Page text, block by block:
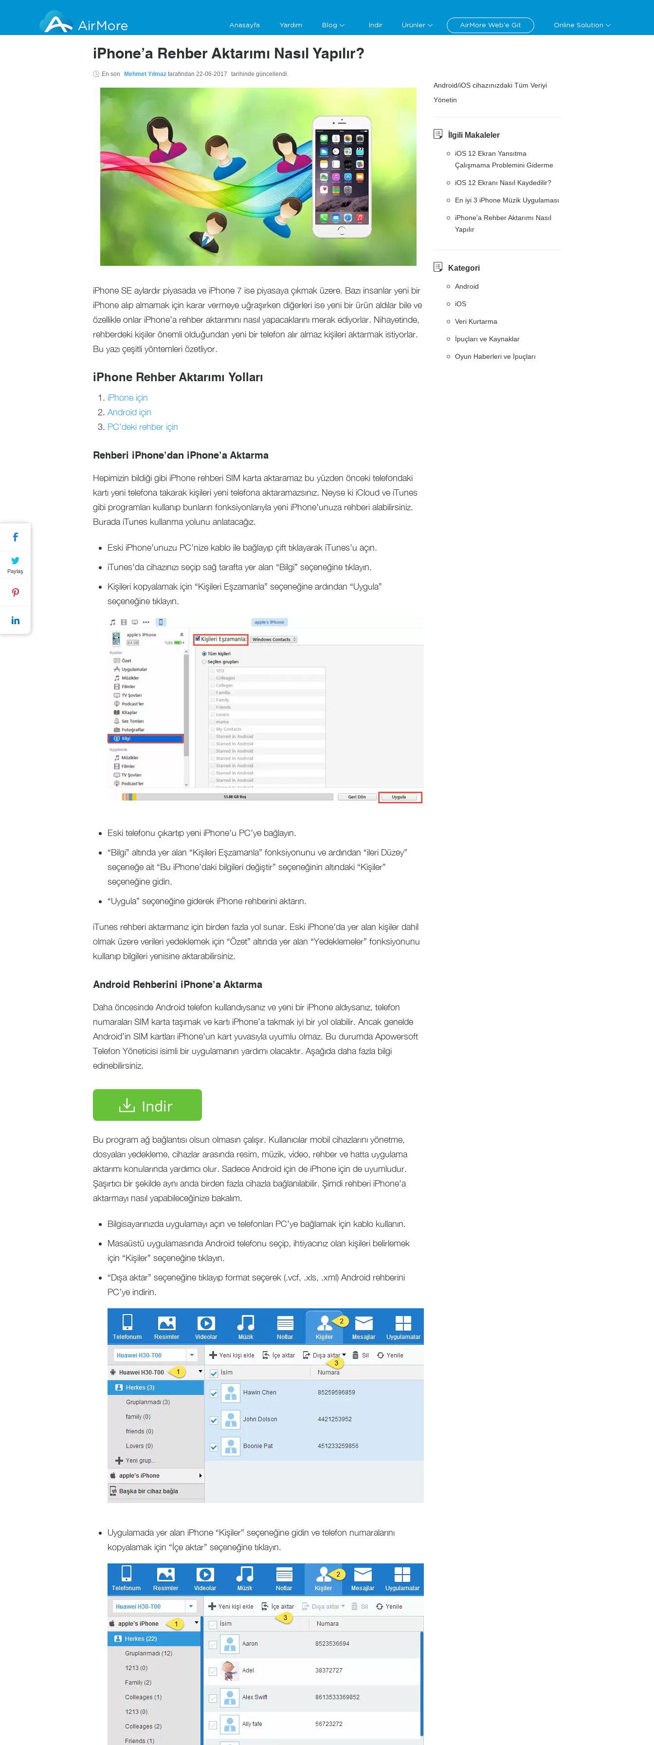
AirMore Anasayfa Yardım Blog İndir Ürünler AirMore Web'e Git Online Solution
iPhone’a Rehber Aktarımı Nasıl Yapılır?
En son Mehmet Yılmaz tarafından 22-06-2017 tarihinde güncellendi.
iPhone SE aylardır piyasada ve iPhone 7 ise piyasaya çıkmak üzere. Bazı insanlar yeni bir
iPhone alıp almamak için karar vermeye uğraşırken diğerleri ise yeni bir ürün aldılar bile ve
özellikle onlar iPhone’a rehber aktarımını nasıl yapacaklarını merak ediyorlar. Nihayetinde,
rehberdeki kişiler önemli olduğundan yeni bir telefon alır almaz kişileri aktarmak istiyorlar.
Bu yazı çeşitli yöntemleri özetliyor.
iPhone Rehber Aktarımı Yolları
iPhone için
Android için
PC’deki rehber için
Rehberi iPhone’dan iPhone’a Aktarma
Hepimizin bildiği gibi iPhone rehberi SIM karta aktaramaz bu yüzden önceki telefondaki
kartı yeni telefona takarak kişileri yeni telefona aktaramazsınız. Neyse ki iCloud ve iTunes
gibi programları kullanıp bunların fonksiyonlarıyla yeni iPhone’unuza rehberi alabilirsiniz.
Burada iTunes kullanma yolunu anlatacağız.
Eski iPhone’unuzu PC’nize kablo ile bağlayıp çift tıklayarak iTunes’u açın.
iTunes’da cihazınızı seçip sağ tarafta yer alan “Bilgi” seçeneğine tıklayın.
Kişileri kopyalamak için “Kişileri Eşzamanla” seçeneğine ardından “Uygula”
seçeneğine tıklayın.
Eski telefonu çıkartıp yeni iPhone’u PC’ye bağlayın.
“Bilgi” altında yer alan “Kişileri Eşzamanla” fonksiyonunu ve ardından “ileri Düzey”
seçeneğe ait “Bu iPhone’daki bilgileri değiştir” seçeneğinin altındaki “Kişiler”
seçeneğine gidin.
“Uygula” seçeneğine giderek iPhone rehberini aktarın.
iTunes rehberi aktarmanız için birden fazla yol sunar. Eski iPhone’da yer alan kişiler dahil
olmak üzere verileri yedeklemek için “Özet” altında yer alan “Yedeklemeler” fonksiyonunu
kullanıp bilgileri yenisine aktarabilirsiniz.
Android Rehberini iPhone’a Aktarma
Daha öncesinde Android telefon kullandıysanız ve yeni bir iPhone aldıysanız, telefon
numaraları SIM karta taşımak ve kartı iPhone’a takmak iyi bir yol olabilir. Ancak genelde
Android’in SIM kartları iPhone’un kart yuvasıyla uyumlu olmaz. Bu durumda Apowersoft
Telefon Yöneticisi isimli bir uygulamanın yardımı olacaktır. Aşağıda daha fazla bilgi
edinebilirsiniz.
Indir
Bu program ağ bağlantısı olsun olmasın çalışır. Kullanıcılar mobil cihazlarını yönetme,
dosyaları yedekleme, cihazlar arasında resim, müzik, video, rehber ve hatta uygulama
aktarımı konularında yardımcı olur. Sadece Android için de iPhone için de uyumludur.
Şaşırtıcı bir şekilde aynı anda birden fazla cihazla bağlanılabilir. Şimdi rehberi iPhone’a
aktarmayı nasıl yapabileceğinize bakalım.
Bilgisayarınızda uygulamayı açın ve telefonları PC’ye bağlamak için kablo kullanın.
Masaüstü uygulamasında Android telefonu seçip, ihtiyacınız olan kişileri belirlemek
için “Kişiler” seçeneğine tıklayın.
“Dışa aktar” seçeneğine tıklayıp format seçerek (.vcf, .xls, .xml) Android rehberini
PC’ye indirin.
Uygulamada yer alan iPhone “Kişiler” seçeneğine gidin ve telefon numaralarını
kopyalamak için “İçe aktar” seçeneğine tıklayın.
Android/iOS cihazınızdaki Tüm Veriyi
Yönetin
İlgili Makaleler
iOS 12 Ekran Yansıtma
Çalışmama Problemini Giderme
iOS 12 Ekranı Nasıl Kaydedilir?
En iyi 3 iPhone Müzik Uygulaması
iPhone’a Rehber Aktarımı Nasıl
Yapılır
Kategori
Android
iOS
Veri Kurtarma
İpuçları ve Kaynaklar
Oyun Haberleri ve İpuçları
Paylaş